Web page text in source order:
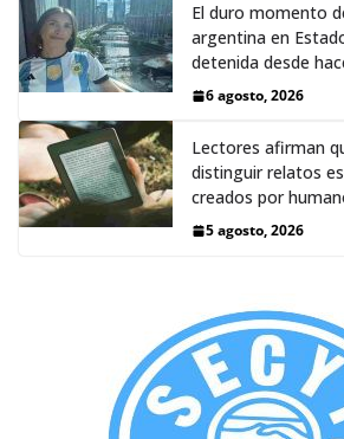
El duro momento
argentina en
detenida desde
6 agosto, 2026
Lectores afirman
distinguir relatos
creados por
5 agosto, 2026